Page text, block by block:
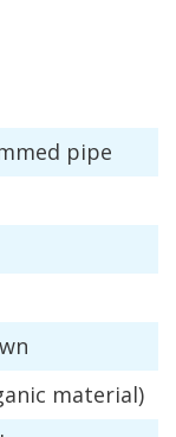
pipe
material)